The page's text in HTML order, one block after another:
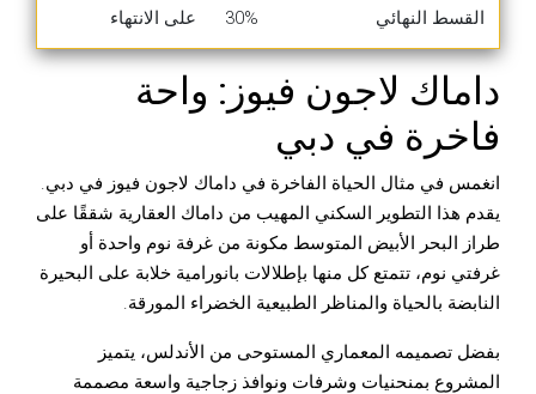
القسط النهائي 30% على الانتهاء
داماك لاجون فيوز: واحة
فاخرة في دبي
انغمس في مثال الحياة الفاخرة في داماك لاجون فيوز في دبي.
يقدم هذا التطوير السكني المهيب من داماك العقارية شققًا على
طراز البحر الأبيض المتوسط ​​مكونة من غرفة نوم واحدة أو
غرفتي نوم، تتمتع كل منها بإطلالات بانورامية خلابة على البحيرة
النابضة بالحياة والمناظر الطبيعية الخضراء المورقة.
بفضل تصميمه المعماري المستوحى من الأندلس، يتميز
المشروع بمنحنيات وشرفات ونوافذ زجاجية واسعة مصممة